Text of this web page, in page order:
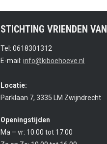
STICHTING VRIENDEN VAN
Tel: 0618301312
E-mail:info@kiboehoeve.nl
Locatie:
Parklaan 7, 3335 LM Zwijndrecht
Openingstijden
Ma – vr: 10.00 tot 17.00